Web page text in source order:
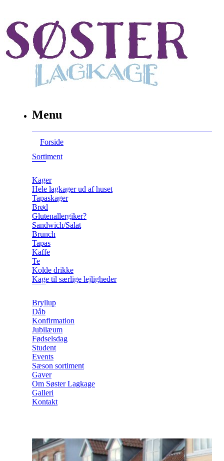
Menu
Forside
Sortiment
Kager
Hele lagkager ud af huset
Tapaskager
Brød
Glutenallergiker?
Sandwich/Salat
Brunch
Tapas
Kaffe
Te
Kolde drikke
Kage til særlige lejligheder
Bryllup
Dåb
Konfirmation
Jubilæum
Fødselsdag
Student
Events
Sæson sortiment
Gaver
Om Søster Lagkage
Galleri
Kontakt